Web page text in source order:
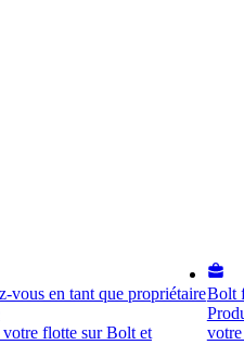
vous en tant que propriétaire
flotte sur Bolt et
Bolt